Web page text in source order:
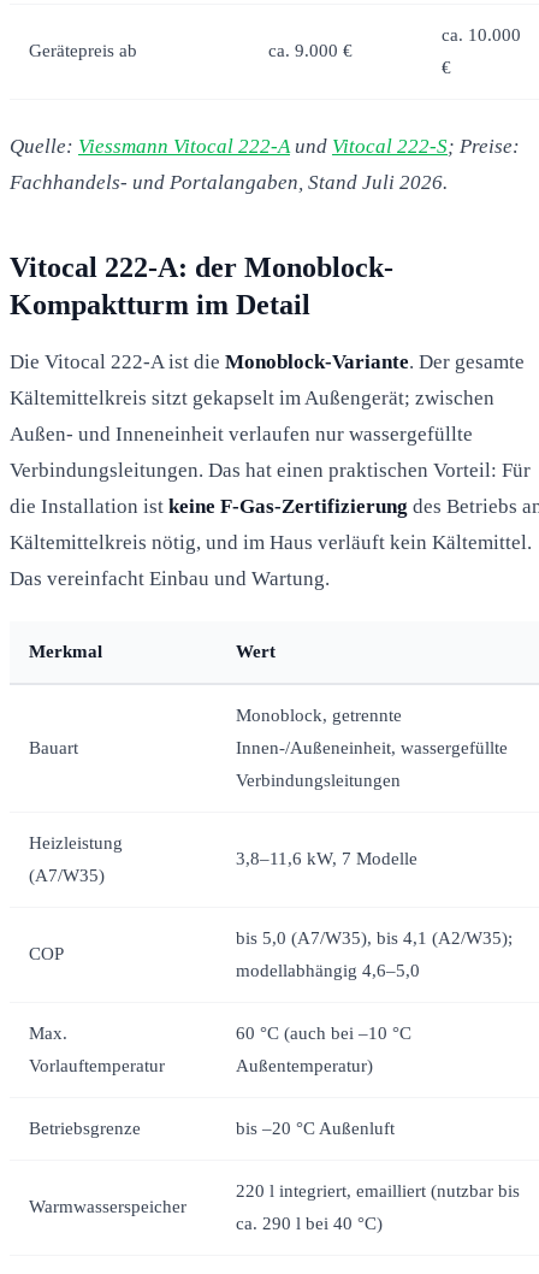
Gerätepreis ab ca. 9.000 €
ca. 10.000
€
Quelle: Viessmann Vitocal 222-A und Vitocal 222-S; Preise:
Fachhandels- und Portalangaben, Stand Juli 2026.
Vitocal 222-A: der Monoblock-
Kompaktturm im Detail
Die Vitocal 222-A ist die Monoblock-Variante. Der gesamte
Kältemittelkreis sitzt gekapselt im Außengerät; zwischen
Außen- und Inneneinheit verlaufen nur wassergefüllte
Verbindungsleitungen. Das hat einen praktischen Vorteil: Für
die Installation ist keine F-Gas-Zertifizierung des Betriebs
Kältemittelkreis nötig, und im Haus verläuft kein Kältemittel.
Das vereinfacht Einbau und Wartung.
Merkmal Wert
Bauart
Monoblock, getrennte
Innen-/Außeneinheit, wassergefüllte
Verbindungsleitungen
Heizleistung
(A7/W35)
3,8–11,6 kW, 7 Modelle
COP
bis 5,0 (A7/W35), bis 4,1 (A2/W35);
modellabhängig 4,6–5,0
Max.
Vorlauftemperatur
60 °C (auch bei –10 °C
Außentemperatur)
Betriebsgrenze bis –20 °C Außenluft
Warmwasserspeicher
220 l integriert, emailliert (nutzbar bis
ca. 290 l bei 40 °C)